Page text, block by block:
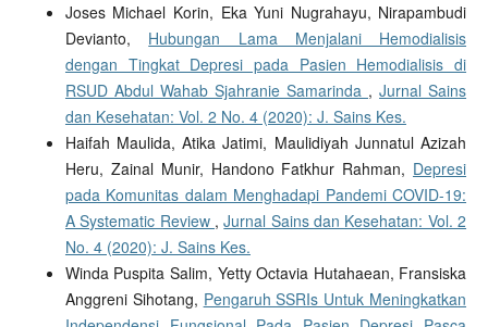
Joses Michael Korin, Eka Yuni Nugrahayu, Nirapambudi
Devianto, Hubungan Lama Menjalani Hemodialisis
dengan Tingkat Depresi pada Pasien Hemodialisis di
RSUD Abdul Wahab Sjahranie Samarinda ,Jurnal Sains
dan Kesehatan: Vol. 2 No. 4 (2020): J. Sains Kes.
Haifah Maulida, Atika Jatimi, Maulidiyah Junnatul Azizah
Heru, Zainal Munir, Handono Fatkhur Rahman, Depresi
pada Komunitas dalam Menghadapi Pandemi COVID-19:
A Systematic Review ,Jurnal Sains dan Kesehatan: Vol. 2
No. 4 (2020): J. Sains Kes.
Winda Puspita Salim, Yetty Octavia Hutahaean, Fransiska
Anggreni Sihotang, Pengaruh SSRIs Untuk Meningkatkan